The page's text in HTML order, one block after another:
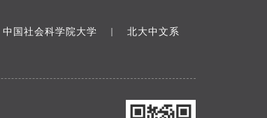
中国社会科学院大学 ｜ 北大中文系